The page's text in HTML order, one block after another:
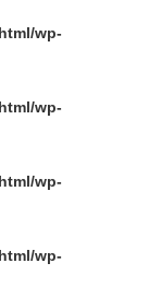
wp-
wp-
wp-
wp-